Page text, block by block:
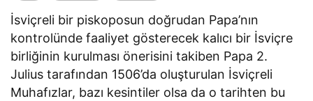
İsviçreli bir piskoposun doğrudan Papa’nın
kontrolünde faaliyet gösterecek kalıcı bir İsviçre
birliğinin kurulması önerisini takiben Papa 2.
Julius tarafından 1506’da oluşturulan İsviçreli
Muhafızlar, bazı kesintiler olsa da o tarihten bu